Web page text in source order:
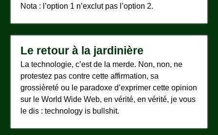
Nota : l’option 1 n’exclut pas l’option 2.
Le retour à la jardinière
La technologie, c’est de la merde. Non, non, ne
protestez pas contre cette affirmation, sa
grossièreté ou le paradoxe d’exprimer cette opinion
sur le World Wide Web, en vérité, en vérité, je vous
le dis : technology is bullshit.